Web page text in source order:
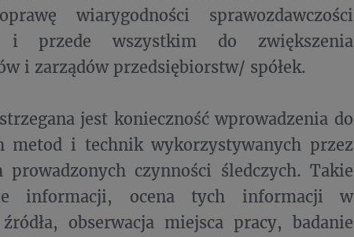
wiarygodności sprawozdawczości
przede wszystkim do zwiększenia
i zarządów przedsiębiorstw/ spółek.
jest konieczność wprowadzenia do
metod i technik wykorzystywanych przez
czynności śledczych. Takie
informacji, ocena tych informacji w
obserwacja miejsca pracy, badanie